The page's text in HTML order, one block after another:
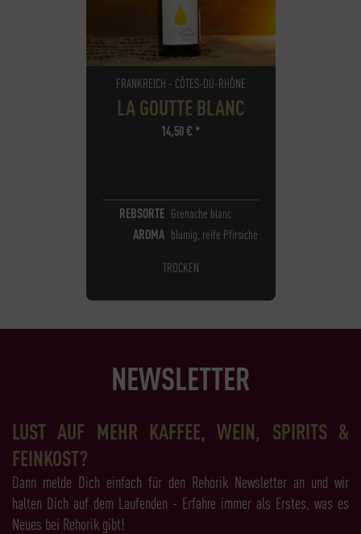
FRANKREICH - CÔTES-DU-RHÔNE
LA GOUTTE BLANC
14,50€ *
REBSORTE Grenache blanc
AROMA blumig, reife Pfirsiche
TROCKEN
NEWSLETTER
LUST AUF MEHR KAFFEE, WEIN, SPIRITS &
FEINKOST?
Dann melde Dich einfach für den Rehorik Newsletter an und wir
halten Dich auf dem Laufenden - Erfahre immer als Erstes, was es
Neues bei Rehorik gibt!